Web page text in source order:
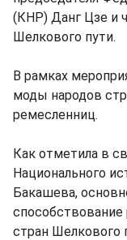
(КНР) Данг Цзе и
Шелкового пути.
В рамках
моды народов
ремесленниц.
Как отметила в
Национального
Бакашева,
стран Шелкового